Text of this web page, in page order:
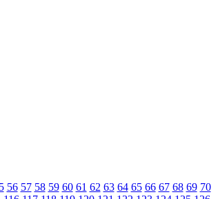
56 57 58 59 60 61 62 63 64 65 66 67 68 69 70